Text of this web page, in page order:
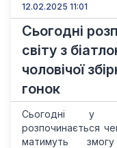
12.02.2025 11:01
Сьогодні
світу з
чоловічої
гонок
Сьогодні у
розпочинається
матимуть